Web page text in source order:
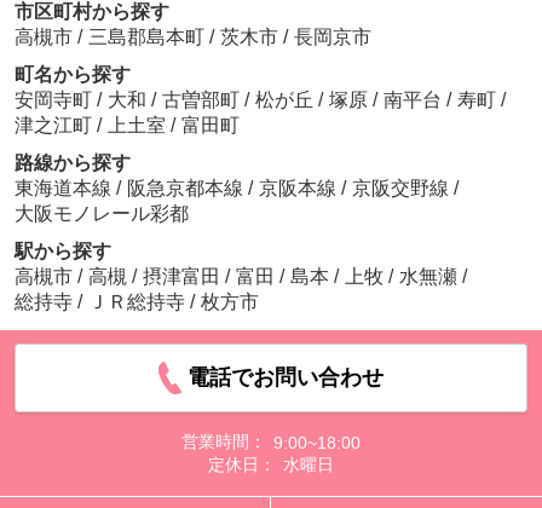
市区町村から探す
高槻市 / 三島郡島本町 / 茨木市 / 長岡京市
町名から探す
安岡寺町 / 大和 / 古曽部町 / 松が丘 / 塚原 / 南平台 / 寿町 /
津之江町 / 上土室 / 富田町
路線から探す
東海道本線 / 阪急京都本線 / 京阪本線 / 京阪交野線 /
大阪モノレール彩都
駅から探す
高槻市 / 高槻 / 摂津富田 / 富田 / 島本 / 上牧 / 水無瀬 /
総持寺 / ＪＲ総持寺 / 枚方市
電話でお問い合わせ
営業時間：
9:00~18:00
定休日：
水曜日